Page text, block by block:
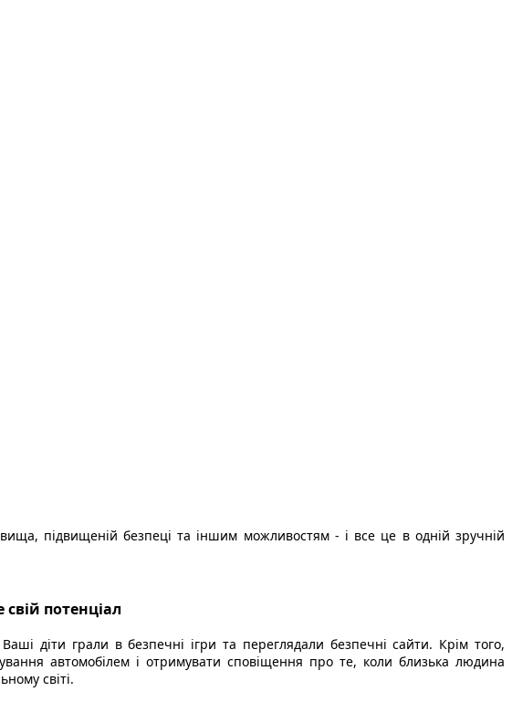
підвищеній безпеці та іншим можливостям - і все це в одній зручній
потенціал
діти грали в безпечні ігри та переглядали безпечні сайти. Крім того,
автомобілем і отримувати сповіщення про те, коли близька людина
світі.